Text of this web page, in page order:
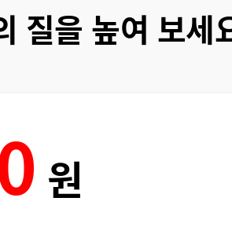
질을 높여 보세
원